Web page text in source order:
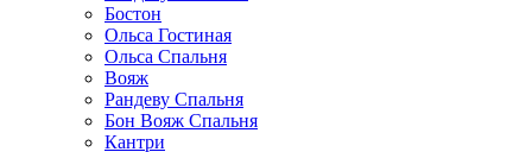
Бостон
Ольса Гостиная
Ольса Спальня
Вояж
Рандеву Спальня
Бон Вояж Спальня
Кантри